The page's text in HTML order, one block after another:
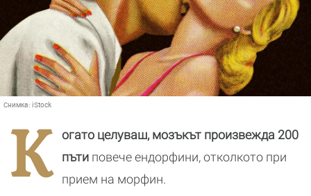
Снимка: iStock
К
огато целуваш, мозъкът произвежда 200
пъти повече ендорфини, отколкото при
прием на морфин.